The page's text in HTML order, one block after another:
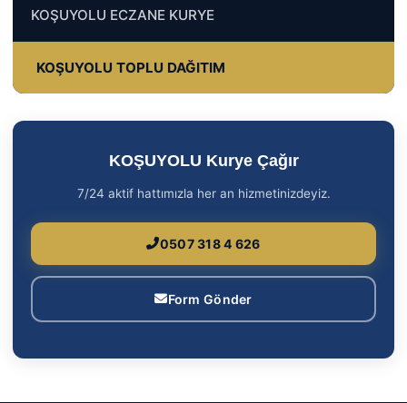
KOŞUYOLU ECZANE KURYE
KOŞUYOLU TOPLU DAĞITIM
KOŞUYOLU Kurye Çağır
7/24 aktif hattımızla her an hizmetinizdeyiz.
0507 318 4 626
Form Gönder